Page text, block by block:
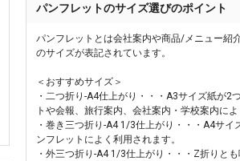
パンフレットのサイズ選びのポイント
パンフレットとは会社案内や商品/メニュー紹
のサイズが表記されています。
＜おすすめサイズ＞
・二つ折り-A4仕上がり・・・A3サイズ紙が
トや会報、旅行案内、会社案内・学校案内によ
・巻き三つ折り-A4 1/3仕上がり・・・A4サ
ンフレットによく利用されます。
・外三つ折り-A4 1/3仕上がり・・・Z折りと